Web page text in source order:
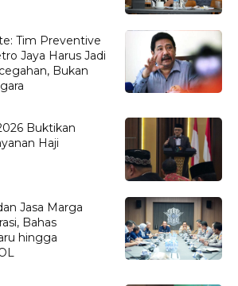
Tim Preventive
Jaya Harus Jadi
Bukan
Buktikan
Haji
Jasa Marga
Bahas
hingga